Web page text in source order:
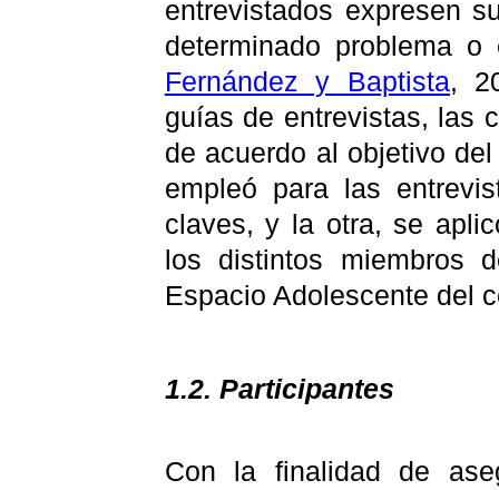
entrevistados expresen
determinado problema
Fernández y Baptista,
guías de entrevistas, las
de acuerdo al objetivo
empleó para las
claves, y la otra, se
los distintos miembros
Espacio Adolescente del
1.2. Participantes
Con la finalidad de